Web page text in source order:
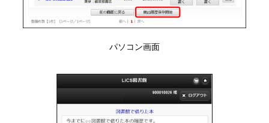
パソコン画面